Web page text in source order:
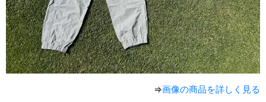
⇒画像の商品を詳しく見る